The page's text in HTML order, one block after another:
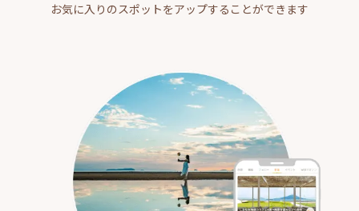
お気に入りのスポットをアップすることができます